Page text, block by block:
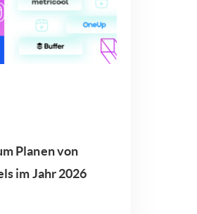
Planen von
im Jahr 2026